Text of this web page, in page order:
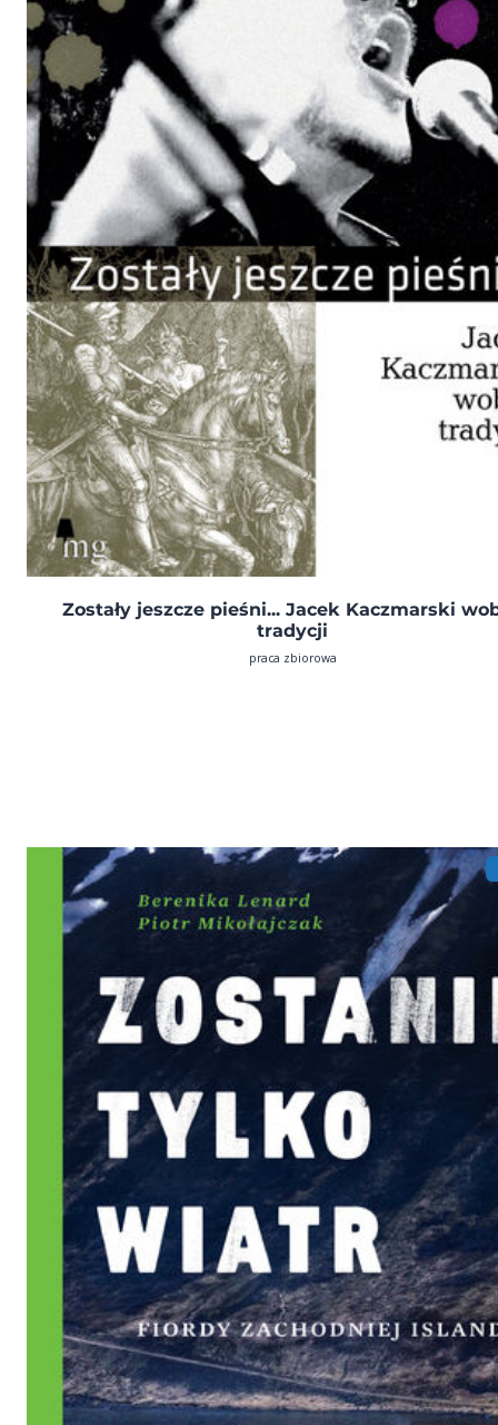
Zostały jeszcze pieśni... Jacek Kaczmarski
tradycji
praca zbiorowa